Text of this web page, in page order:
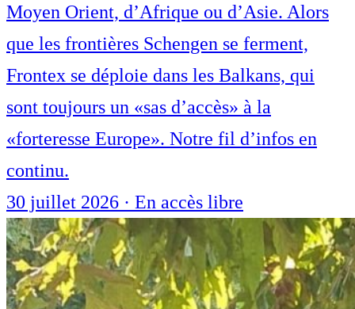
Moyen Orient, d’Afrique ou d’Asie. Alors
que les frontières Schengen se ferment,
Frontex se déploie dans les Balkans, qui
sont toujours un «sas d’accès» à la
«forteresse Europe». Notre fil d’infos en
continu.
30 juillet 2026 · En accès libre